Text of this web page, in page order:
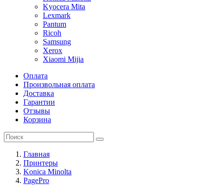
Kyocera Mita
Lexmark
Pantum
Ricoh
Samsung
Xerox
Xiaomi Mijia
Оплата
Произвольная оплата
Доставка
Гарантии
Отзывы
Корзина
Главная
Принтеры
Konica Minolta
PagePro